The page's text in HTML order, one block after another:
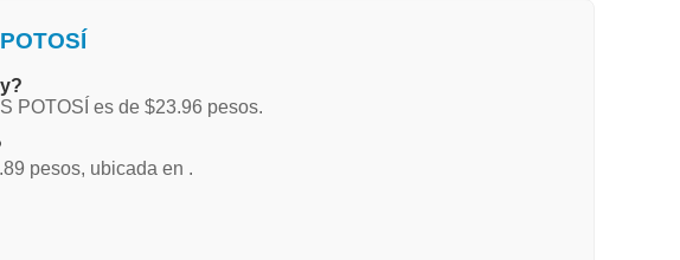
POTOSÍ es de $23.96 pesos.
pesos, ubicada en .